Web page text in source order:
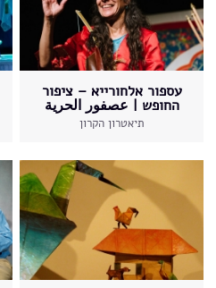
עספור אלחורייא – ציפור
החופש | عصفور الحرية
תיאטרון הקרון